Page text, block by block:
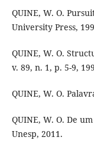
QUINE, W. O.
University Press,
QUINE, W. O.
v. 89, n. 1, p. 5-9,
QUINE, W. O.
QUINE, W. O. De
Unesp, 2011.